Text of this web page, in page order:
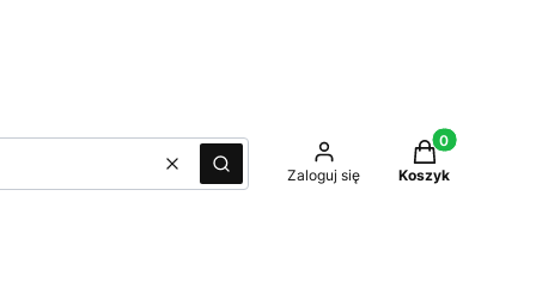
WyczyśćSzukaj Zaloguj się
Produkty w
Koszyk